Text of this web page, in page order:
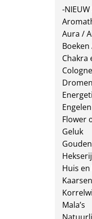
-NIEUW
Aura /
Boeken
Chakra
Engelen
Flower
Geluk
Hekserij
Huis
Kaarsen
Mala’s